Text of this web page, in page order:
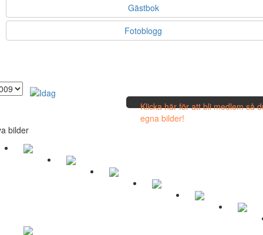
Gästbok
Fotoblogg
Klicka här för att bli medlem så
egna bilder!
bilder